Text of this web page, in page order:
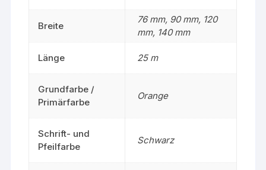
Breite
76 mm, 90 mm, 120
mm, 140 mm
Länge 25 m
Grundfarbe /
Primärfarbe
Orange
Schrift- und
Pfeilfarbe
Schwarz